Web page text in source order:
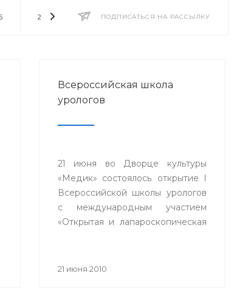
ПОДПИСАТЬСЯ НА РАССЫЛКУ
2014 2013 2012 2011
Всероссийская школа
урологов
21 июня во Дворце культуры
«Медик» состоялось открытие I
Всероссийской школы урологов
с международным участием
«Открытая и лапароскопическая
урологи Российской Федерации.
21 июня 2010